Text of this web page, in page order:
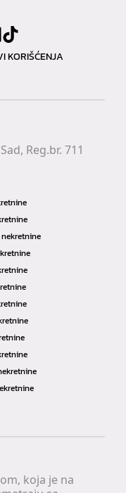
KORIŠĆENJA
koja je na
Reg.br. 711